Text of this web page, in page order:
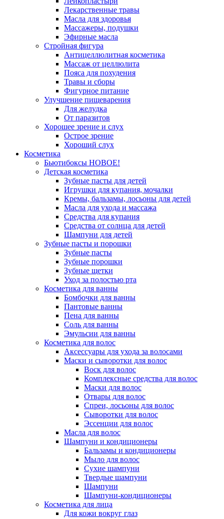
Лекарственные травы
Масла для здоровья
Массажеры, подушки
Эфирные масла
Стройная фигура
Антицеллюлитная косметика
Массаж от целлюлита
Пояса для похудения
Травы и сборы
Фигурное питание
Улучшение пищеварения
Для желудка
От паразитов
Хорошее зрение и слух
Острое зрение
Хороший слух
Косметика
Бьютибоксы НОВОЕ!
Детская косметика
Зубные пасты для детей
Игрушки для купания, мочалки
Кремы, бальзамы, лосьоны для детей
Масла для ухода и массажа
Средства для купания
Средства от солнца для детей
Шампуни для детей
Зубные пасты и порошки
Зубные пасты
Зубные порошки
Зубные щетки
Уход за полостью рта
Косметика для ванны
Бомбочки для ванны
Пантовые ванны
Пена для ванны
Соль для ванны
Эмульсии для ванны
Косметика для волос
Аксессуары для ухода за волосами
Маски и сыворотки для волос
Воск для волос
Комплексные средства для волос
Маски для волос
Отвары для волос
Спреи, лосьоны для волос
Сыворотки для волос
Эссенции для волос
Масла для волос
Шампуни и кондиционеры
Бальзамы и кондиционеры
Мыло для волос
Сухие шампуни
Твердые шампуни
Шампуни
Шампуни-кондиционеры
Косметика для лица
Для кожи вокруг глаз